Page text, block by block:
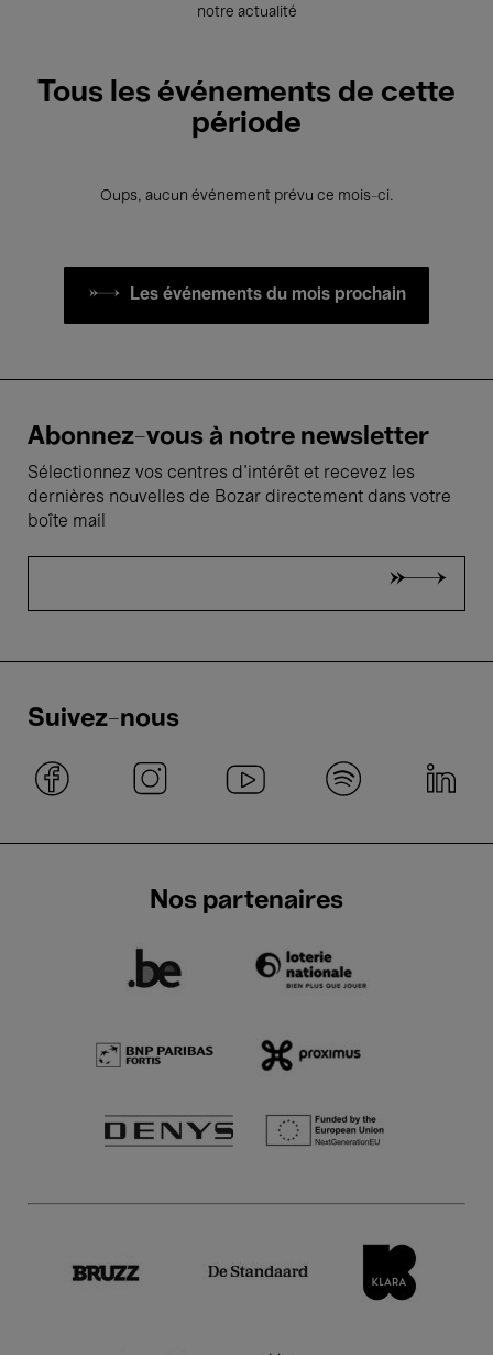
notre actualité
Tous les événements de cette
période
Oups, aucun événement prévu ce mois-ci.
Les événements du mois prochain
Abonnez-vous à notre newsletter
Sélectionnez vos centres d'intérêt et recevez les
dernières nouvelles de Bozar directement dans votre
boîte mail
Suivez-nous
Nos partenaires